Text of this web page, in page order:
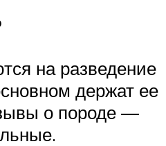
на разведение
держат ее
о породе —